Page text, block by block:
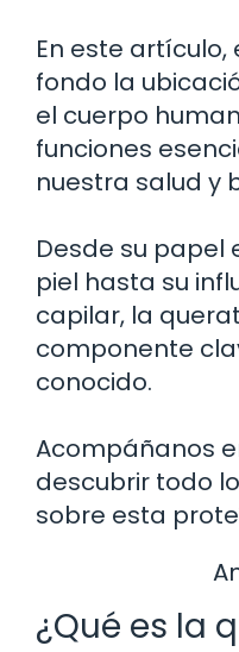
En este
fondo la
el cuerpo
funciones
nuestra salud y
Desde su papel
piel hasta su
capilar, la
componente
conocido.
Acompáñanos
descubrir todo
sobre esta
¿Qué es la